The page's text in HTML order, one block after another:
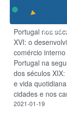
Aula
Portugal nos
XVI: o
comércio
Portugal na
dos séculos
e vida
cidades e nos
2021-01-19